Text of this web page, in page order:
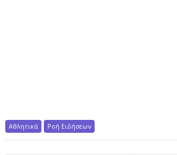
Αθλητικά Ροή Ειδήσεων